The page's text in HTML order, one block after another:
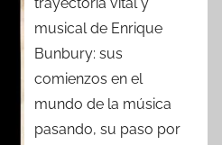
trayectoria vital y
musical de Enrique
Bunbury: sus
comienzos en el
mundo de la música
pasando, su paso por